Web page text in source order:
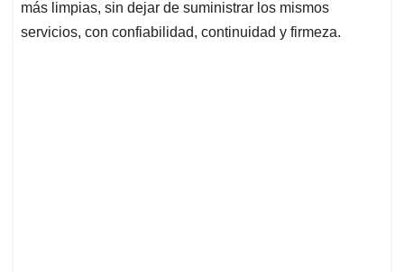
más limpias, sin dejar de suministrar los mismos
servicios, con confiabilidad, continuidad y firmeza.